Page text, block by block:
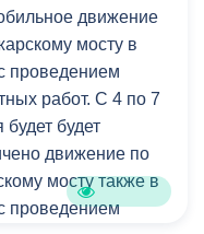
неформальной
В ходе
были
итоги
в 2016 году
а также
план
движение
мосту в
проведением
работ. С 4 по 7
будет будет
движение по
мосту также в
проведением